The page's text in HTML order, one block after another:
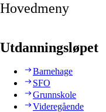
Hovedmeny
Utdanningsløpet
Barnehage
SFO
Grunnskole
Videregående